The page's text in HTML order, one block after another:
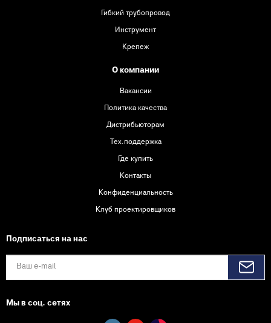
Гибкий трубопровод
Инструмент
Крепеж
О компании
Вакансии
Политика качества
Дистрибьюторам
Тех.поддержка
Где купить
Контакты
Конфиденциальность
Клуб проектировщиков
Подписаться на нас
Мы в соц. сетях